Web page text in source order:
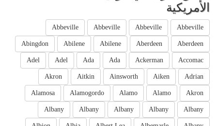
الأمريكية
Abbeville
Abbeville
Abbeville
Abbeville
Aberdeen
Aberdeen
Abilene
Abilene
Abingdon
Accomac
Ackerman
Ada
Ada
Adel
Adel
Adrian
Aiken
Ainsworth
Aitkin
Akron
Akron
Alamo
Alamo
Alamogordo
Alamosa
Albany
Albany
Albany
Albany
Albany